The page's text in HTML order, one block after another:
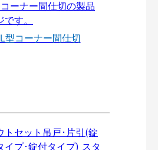
L型コーナー間仕切